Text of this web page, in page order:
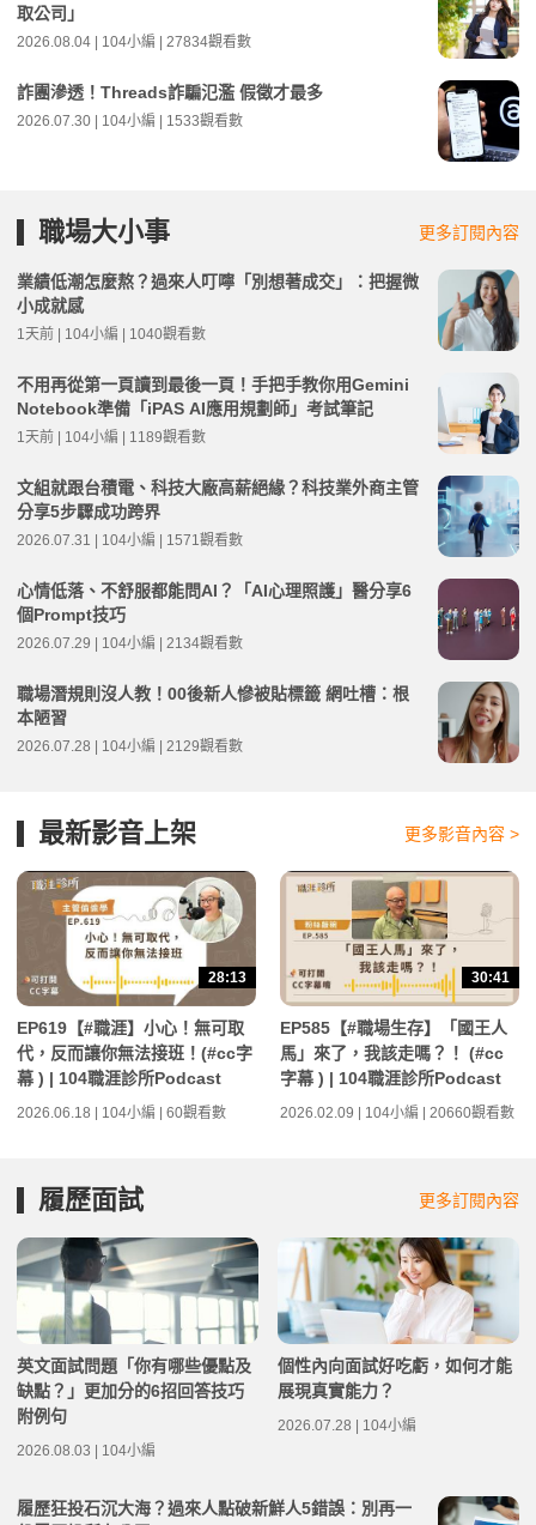
取公司」
2026.08.04 | 104小編 | 27834觀看數
詐團滲透！Threads詐騙氾濫 假徵才最多
2026.07.30 | 104小編 | 1533觀看數
職場大小事 更多訂閱內容
業績低潮怎麼熬？過來人叮嚀「別想著成交」：把握微
小成就感
1天前 | 104小編 | 1040觀看數
不用再從第一頁讀到最後一頁！手把手教你用Gemini
Notebook準備「iPAS AI應用規劃師」考試筆記
1天前 | 104小編 | 1189觀看數
文組就跟台積電、科技大廠高薪絕緣？科技業外商主管
分享5步驟成功跨界
2026.07.31 | 104小編 | 1571觀看數
心情低落、不舒服都能問AI？「AI心理照護」醫分享6
個Prompt技巧
2026.07.29 | 104小編 | 2134觀看數
職場潛規則沒人教！00後新人慘被貼標籤 網吐槽：根
本陋習
2026.07.28 | 104小編 | 2129觀看數
最新影音上架 更多影音內容 >
28:13
EP619【#職涯】小心！無可取
代，反而讓你無法接班！(#cc字
幕 ) | 104職涯診所Podcast
2026.06.18 | 104小編 | 60觀看數
30:41
EP585【#職場生存】「國王人
馬」來了，我該走嗎？！ (#cc
字幕 ) | 104職涯診所Podcast
2026.02.09 | 104小編 | 20660觀看數
履歷面試 更多訂閱內容
英文面試問題「你有哪些優點及
缺點？」更加分的6招回答技巧
附例句
2026.08.03 | 104小編
個性內向面試好吃虧，如何才能
展現真實能力？
2026.07.28 | 104小編
履歷狂投石沉大海？過來人點破新鮮人5錯誤：別再一